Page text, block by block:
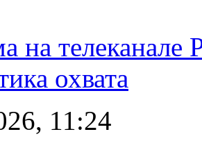
на
охвата
11:24